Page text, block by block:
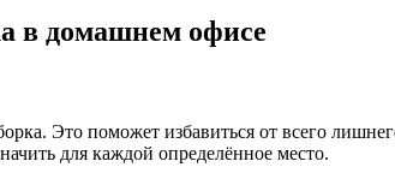
в домашнем офисе
Это поможет избавиться от всего
для каждой определённое место.